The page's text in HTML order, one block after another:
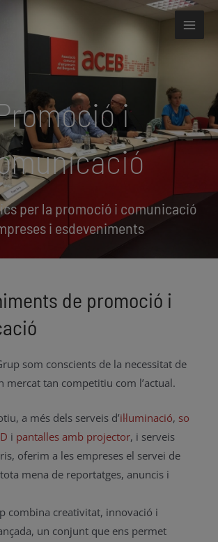
i
per la promoció i comunicació
i esdeveniments
de promoció i
som conscients de la necessitat de
mercat tan competitiu com l’actual.
a més dels serveis d’il·luminació, so
i pantalles amb projector, i serveis
oferim a les empreses el servei de
mena de reportatges, anuncis i
combina creativitat, innovació i
un conjunt que ens permet